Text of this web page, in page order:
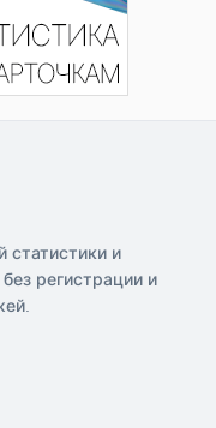
статистики и
регистрации и